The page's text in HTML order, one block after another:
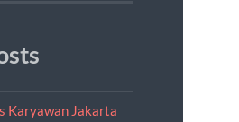
Karyawan Jakarta